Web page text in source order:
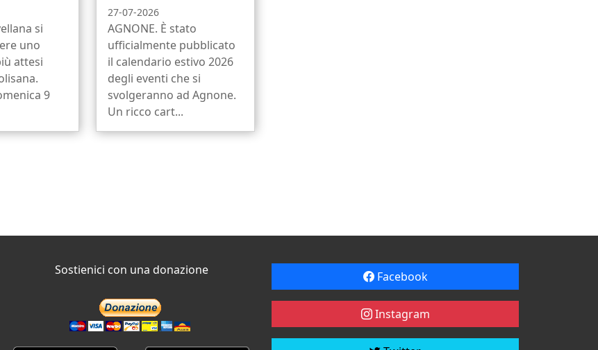
si
uno
attesi
9
27-07-2026
AGNONE. È stato
ufficialmente pubblicato
il calendario estivo 2026
degli eventi che si
svolgeranno ad Agnone.
Un ricco cart...
Sostienici con una donazione Facebook
Instagram